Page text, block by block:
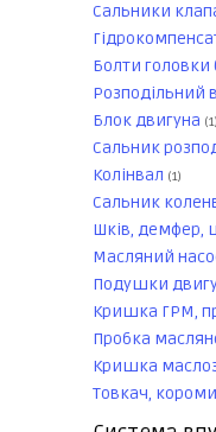
Сальники
Болти головки
Розподільний
Блок двигуна (1)
Сальник
Колінвал (1)
Сальник
Шків, демфер,
Масляний
Подушки
Кришка ГРМ,
Пробка
Кришка
Товкач,